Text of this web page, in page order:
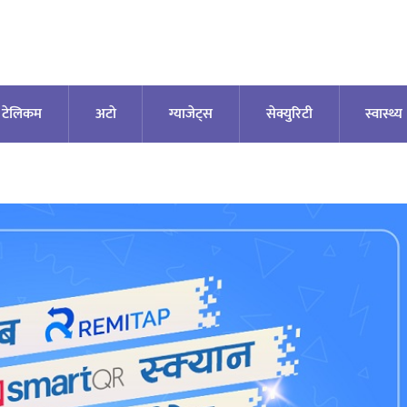
टेलिकम अटाे ग्याजेट्स सेक्युरिटी स्वास्थ्य